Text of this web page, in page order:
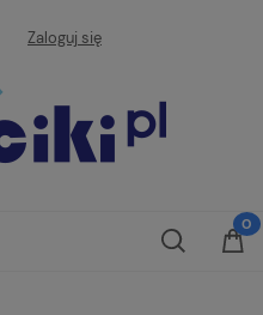
Zaloguj się